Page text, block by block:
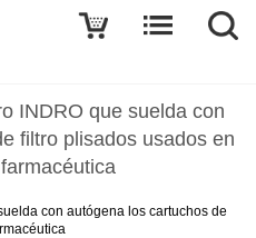
INDRO que suelda con
filtro plisados usados en
con autógena los cartuchos de